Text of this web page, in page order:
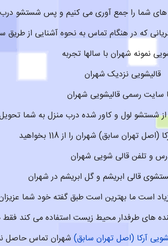
های شما را جمع آوری می کنیم و پس شستشو
که در هنگام تماس به نحوه آشنایی از طریق
نمونه شهران با سالها تجربه
قالیشویی نزدیک شهران
سایت رسمی قالیشویی شهران
شستشو لول و کاور شده درب منزل به شما
تهران سابق) شهران را از 118 بخواهید
و تلفن قالی شویی شهران
قالی ابریشم و گل ابریشم در شهران
است ما بهترین است طبق گفته خود شما
های طرفدار محیط زیست استفاده می کند
آرکا (اصل تهران سابق) شهران تماس حاصل